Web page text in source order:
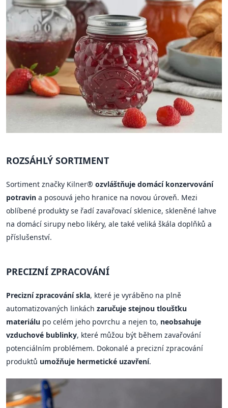
ROZSÁHLÝ SORTIMENT
Sortiment značky Kilner® ozvláštňuje domácí konzervování
potravin a posouvá jeho hranice na novou úroveň. Mezi
oblíbené produkty se řadí zavařovací sklenice, skleněné lahve
na domácí sirupy nebo likéry, ale také veliká škála doplňků a
příslušenství.
PRECIZNÍ ZPRACOVÁNÍ
Precizní zpracování skla, které je vyráběno na plně
automatizovaných linkách zaručuje stejnou tloušťku
materiálu po celém jeho povrchu a nejen to, neobsahuje
vzduchové bublinky, které můžou být během zavařování
potenciálním problémem. Dokonalé a precizní zpracování
produktů umožňuje hermetické uzavření.